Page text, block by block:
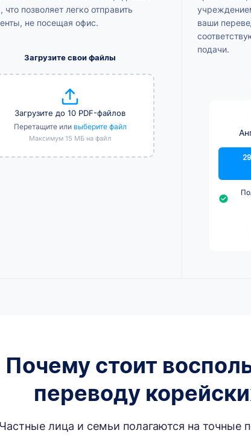
позволяет легко отправить
не посещая офис.
Загрузите свои файлы
Загрузите до 10 PDF-файлов
Перетащите или выберите файл
Максимум 15 МБ на файл
ваши
подачи.
Почему стоит
переводу
Частные лица и семьи полагаются на